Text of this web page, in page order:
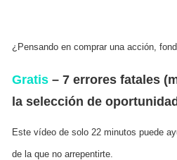
¿Pensando en comprar una acción,
Gratis– 7 errores fatales
la selección de
Este vídeo de solo 22 minutos puede
de la que no arrepentirte.